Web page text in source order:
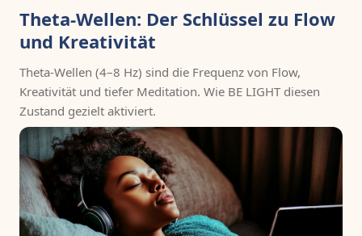
Theta-Wellen: Der Schlüssel zu Flow
und Kreativität
Theta-Wellen (4–8 Hz) sind die Frequenz von Flow,
Kreativität und tiefer Meditation. Wie BE LIGHT diesen
Zustand gezielt aktiviert.